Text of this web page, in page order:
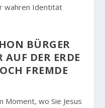
wahren Identität
BÜRGER
DER ERDE
FREMDE
wo Sie Jesus